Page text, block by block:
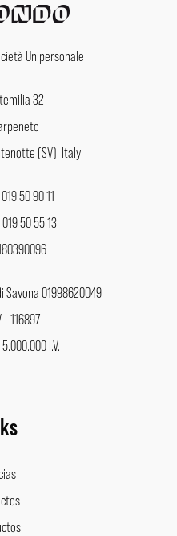
Unipersonale
32
(SV), Italy
50 90 11
50 55 13
Savona 01998620049
- 116897
5.000.000 I.V.